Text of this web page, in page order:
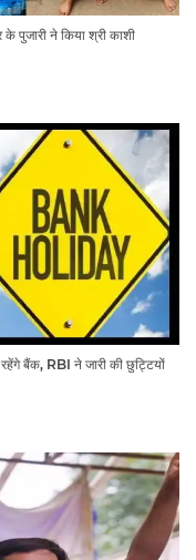
पुजारी ने किया श्री काशी
बैंक, RBI ने जारी की छुट्टियों